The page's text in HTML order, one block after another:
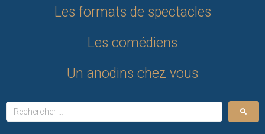
Les formats de spectacles
Les comédiens
Un anodins chez vous